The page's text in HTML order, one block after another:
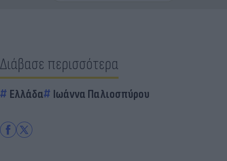
Διάβασε περισσότερα
Ελλάδα Ιωάννα Παλιοσπύρου